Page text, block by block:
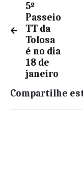
5º
Passeio
TT da
Tolosa
é no dia
18 de
janeiro
Compartilhe